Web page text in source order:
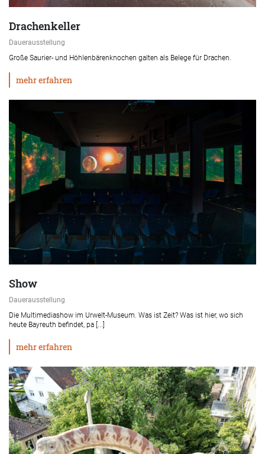
Drachenkeller
Dauerausstellung
Große Saurier- und Höhlenbärenknochen galten als Belege für Drachen.
mehr erfahren
Show
Dauerausstellung
Die Multimediashow im Urwelt-Museum. Was ist Zeit? Was ist hier, wo sich
heute Bayreuth befindet, pa [...]
mehr erfahren